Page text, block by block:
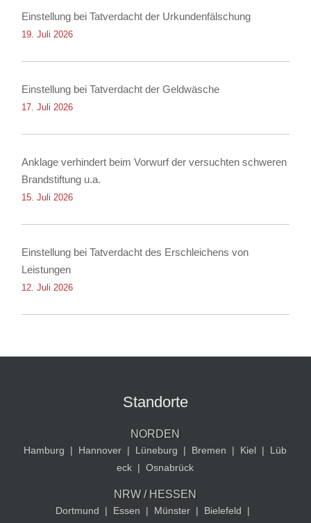
Einstellung bei Tatverdacht der Urkundenfälschung
19. Juli 2026
Einstellung bei Tatverdacht der Geldwäsche
17. Juli 2026
Anklage verhindert beim Vorwurf der versuchten schweren
Brandstiftung u.a.
15. Juli 2026
Einstellung bei Tatverdacht des Erschleichens von
Leistungen
12. Juli 2026
Standorte
NORDEN
Hamburg | Hannover | Lüneburg | Bremen | Kiel |
Lüb
eck | Osnabrück
NRW / HESSEN
Dortmund | Essen | Münster | Bielefeld
|